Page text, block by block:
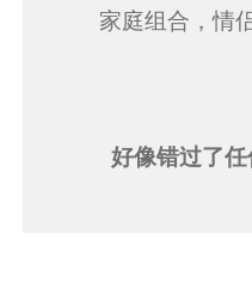
家庭组合，情
好像错过了